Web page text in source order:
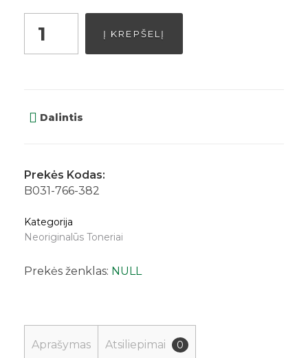
Į KREPŠELĮ
Dalintis
Prekės Kodas:
B031-766-382
Kategorija
Neoriginalūs Toneriai
Prekės ženklas: NULL
Aprašymas Atsiliepimai 0